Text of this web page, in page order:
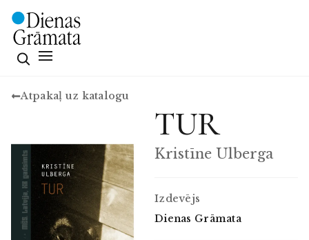
Atpakaļ uz katalogu
TUR
Kristīne Ulberga
Izdevējs
Dienas Grāmata